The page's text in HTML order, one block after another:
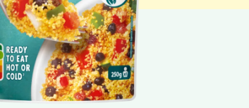
Netto gewicht: 250 g